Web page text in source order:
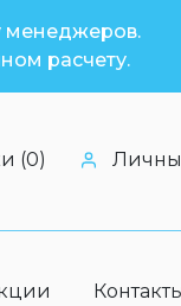
менеджеров.
расчету.
(0)